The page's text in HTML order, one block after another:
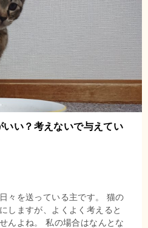
い？考えないで与えてい
々を送っている主です。 猫の
しますが、よくよく考えると
んよね。 私の場合はなんとな